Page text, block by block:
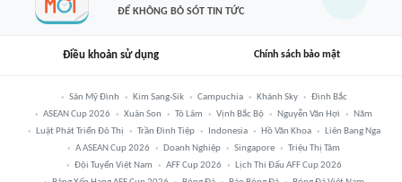
ĐỂ KHÔNG BỎ SÓT TIN TỨC
Điều khoản sử dụng Chính sách bảo mật
Sân Mỹ Đình Kim Sang-Sik Campuchia Khánh Sky
Đình Bắc
ASEAN Cup 2026
Xuân Son Tô Lâm Vịnh Bắc Bộ Nguyễn Văn Hợi
Năm
Luật Phát Triển Đô Thị
Trần Đình Tiệp Indonesia Hồ Văn Khoa
Liên Bang Nga
A ASEAN Cup 2026
Doanh Nghiệp Singapore
Triệu Thị Tâm
Đội Tuyển Việt Nam
AFF Cup 2026
Lịch Thi Đấu AFF Cup 2026